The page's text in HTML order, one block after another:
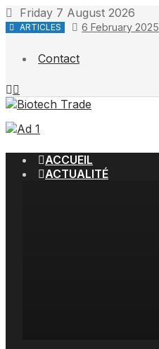
Skip
to
Friday 7 August 2026
ARTICLES 6 February 2025
Contact
ACCUEIL
ACTUALITÉ